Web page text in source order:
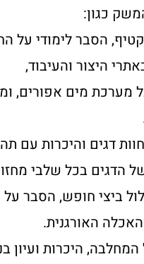
כגון:
הסבר לימודי על
היצור והעיבוד,
מערכת מים אפורים,
דגים והיכרות עם
הדגים בכל שלבי
ביצי חופש, הסבר
האורגנית.
היכרות ועיון